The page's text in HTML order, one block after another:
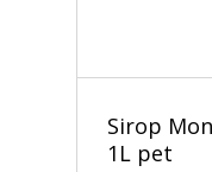
Sirop
1L pet